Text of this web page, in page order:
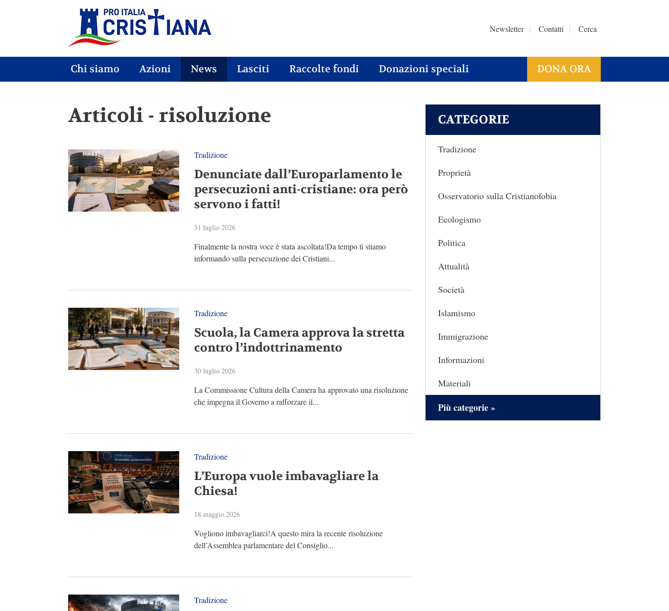
Newsletter Contatti Cerca
Chi siamo Azioni News Lasciti Raccolte fondi Donazioni speciali DONA ORA
Articoli - risoluzione
Tradizione
Denunciate dall’Europarlamento le
persecuzioni anti-cristiane: ora però
servono i fatti!
31 luglio 2026
Finalmente la nostra voce è stata ascoltata!Da tempo ti stiamo
informando sulla persecuzione dei Cristiani...
Tradizione
Scuola, la Camera approva la stretta
contro l’indottrinamento
30 luglio 2026
La Commissione Cultura della Camera ha approvato una risoluzione
che impegna il Governo a rafforzare il...
Tradizione
L’Europa vuole imbavagliare la
Chiesa!
18 maggio 2026
Vogliono imbavagliarci!A questo mira la recente risoluzione
dell’Assemblea parlamentare del Consiglio...
Tradizione
CATEGORIE
Tradizione
Proprietà
Osservatorio sulla Cristianofobia
Ecologismo
Politica
Attualità
Società
Islamismo
Immigrazione
Informazioni
Materiali
Più categorie »